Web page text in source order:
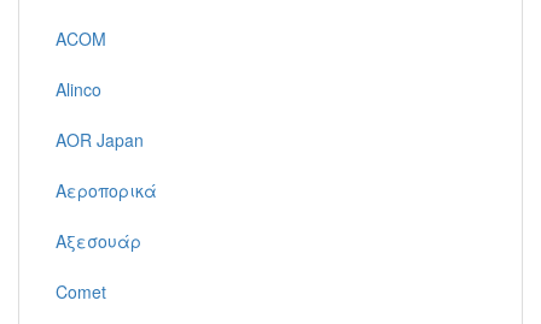
ACOM
Alinco
AOR Japan
Αεροπορικά
Αξεσουάρ
Comet